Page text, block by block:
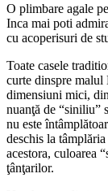
O plimbare agale
Inca mai poti
cu acoperisuri de
Toate casele
curte dinspre malul
dimensiuni mici,
nuanţă de “siniliu”
nu este
deschis la
acestora, culoarea
ţânţarilor.